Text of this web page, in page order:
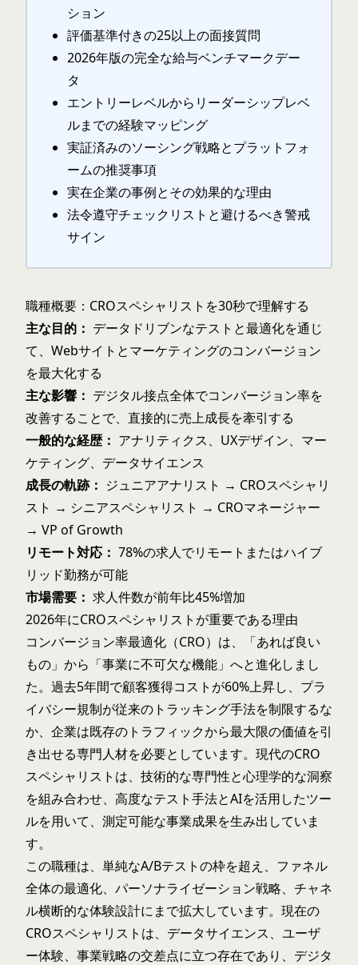
ション
評価基準付きの25以上の面接質問
2026年版の完全な給与ベンチマークデー
タ
エントリーレベルからリーダーシップレベ
ルまでの経験マッピング
実証済みのソーシング戦略とプラットフォ
ームの推奨事項
実在企業の事例とその効果的な理由
法令遵守チェックリストと避けるべき警戒
サイン
職種概要：CROスペシャリストを30秒で理解する
主な目的： データドリブンなテストと最適化を通じ
て、Webサイトとマーケティングのコンバージョン
を最大化する
主な影響： デジタル接点全体でコンバージョン率を
改善することで、直接的に売上成長を牽引する
一般的な経歴： アナリティクス、UXデザイン、マー
ケティング、データサイエンス
成長の軌跡： ジュニアアナリスト → CROスペシャリ
スト → シニアスペシャリスト → CROマネージャー
→ VP of Growth
リモート対応： 78%の求人でリモートまたはハイブ
リッド勤務が可能
市場需要： 求人件数が前年比45%増加
2026年にCROスペシャリストが重要である理由
コンバージョン率最適化（CRO）は、「あれば良い
もの」から「事業に不可欠な機能」へと進化しまし
た。過去5年間で顧客獲得コストが60%上昇し、プラ
イバシー規制が従来のトラッキング手法を制限するな
か、企業は既存のトラフィックから最大限の価値を引
き出せる専門人材を必要としています。現代のCRO
スペシャリストは、技術的な専門性と心理学的な洞察
を組み合わせ、高度なテスト手法とAIを活用したツー
ルを用いて、測定可能な事業成果を生み出していま
す。
この職種は、単純なA/Bテストの枠を超え、ファネル
全体の最適化、パーソナライゼーション戦略、チャネ
ル横断的な体験設計にまで拡大しています。現在の
CROスペシャリストは、データサイエンス、ユーザ
ー体験、事業戦略の交差点に立つ存在であり、デジタ